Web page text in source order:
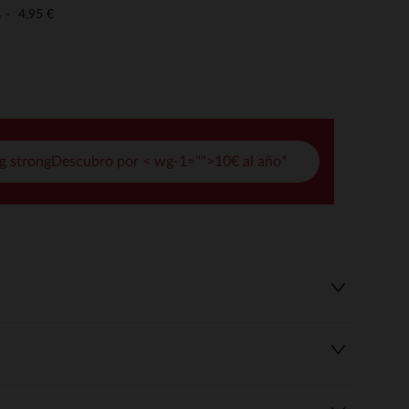
4,95 €
strongDescubro por < wg-1="">10€ al año*